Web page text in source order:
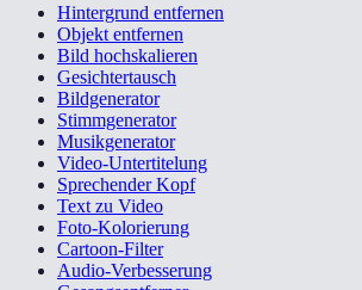
Hintergrund entfernen
Objekt entfernen
Bild hochskalieren
Gesichtertausch
Bildgenerator
Stimmgenerator
Musikgenerator
Video-Untertitelung
Sprechender Kopf
Text zu Video
Foto-Kolorierung
Cartoon-Filter
Audio-Verbesserung